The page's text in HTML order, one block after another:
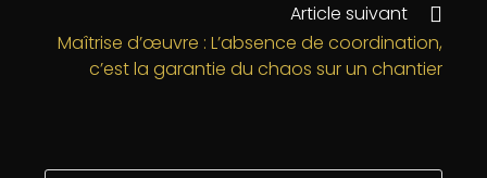
o
k
r
Article suivant
Maîtrise d’œuvre : L’absence de coordination,
c’est la garantie du chaos sur un chantier